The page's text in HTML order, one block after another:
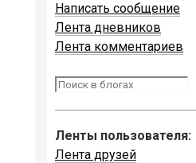
Написать сообщение
Лента дневников
Лента комментариев
Ленты пользователя:
Лента друзей